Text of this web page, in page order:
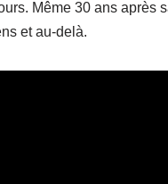
Même 30 ans après
et au-delà.